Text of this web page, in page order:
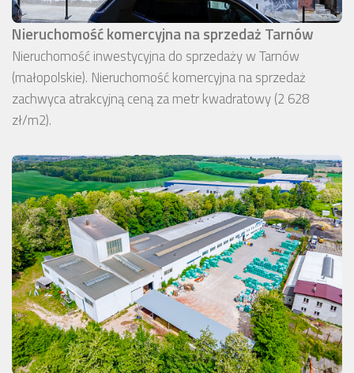
Nieruchomość komercyjna na sprzedaż Tarnów
Nieruchomość inwestycyjna do sprzedaży w Tarnów
(małopolskie). Nieruchomość komercyjna na sprzedaż
zachwyca atrakcyjną ceną za metr kwadratowy (2 628
zł/m2).